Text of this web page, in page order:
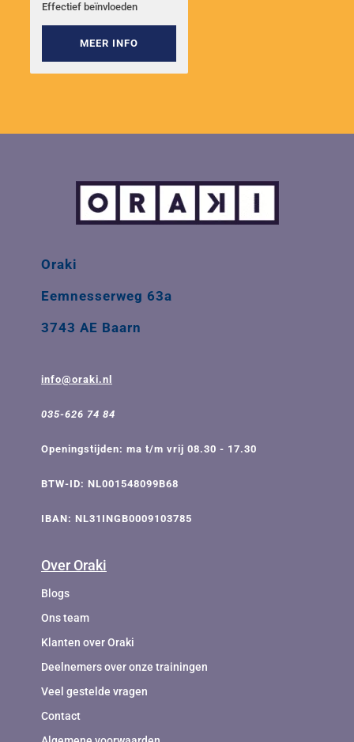
Effectief beïnvloeden
MEER INFO
Oraki
Eemnesserweg 63a
3743 AE Baarn
info@oraki.nl
035-626 74 84
Openingstijden: ma t/m vrij 08.30 - 17.30
BTW-ID: NL001548099B68
IBAN: NL31INGB0009103785
Over Oraki
Blogs
Ons team
Klanten over Oraki
Deelnemers over onze trainingen
Veel gestelde vragen
Contact